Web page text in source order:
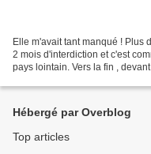
Elle m'avait tant manqué ! Plus
2 mois d'interdiction et c'est
pays lointain. Vers la fin ,
Hébergé par Overblog
Top articles